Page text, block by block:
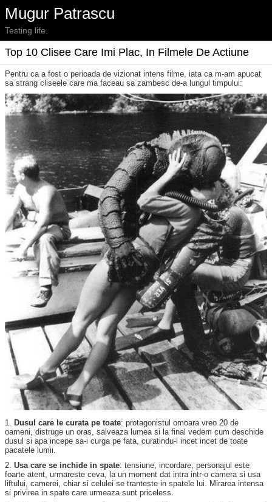
Mugur Patrascu
Testing life.
Top 10 Clisee Care Imi Plac, In Filmele De Actiune
Pentru ca a fost o perioada de vizionat intens filme, iata ca m-am apucat
sa strang cliseele care ma faceau sa zambesc de-a lungul timpului:
1. Dusul care le curata pe toate: protagonistul omoara vreo 20 de
oameni, distruge un oras, salveaza lumea si la final vedem cum deschide
dusul si apa incepe sa-i curga pe fata, curatindu-l incet incet de toate
pacatele lumii.
2. Usa care se inchide in spate: tensiune, incordare, personajul este
foarte atent, urmareste ceva, la un moment dat intra intr-o camera si usa
liftului, camerei, chiar si celulei se tranteste in spatele lui. Mirarea intensa
si privirea in spate care urmeaza sunt priceless.